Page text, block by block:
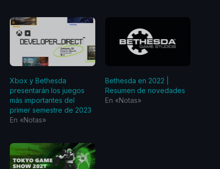
Xbox y Bethesda
presentarán los juegos
más importantes del
primer semestre de 2023
En «Notas»
Bethesda en 2022 |
Resumen de novedades
En «Notas»